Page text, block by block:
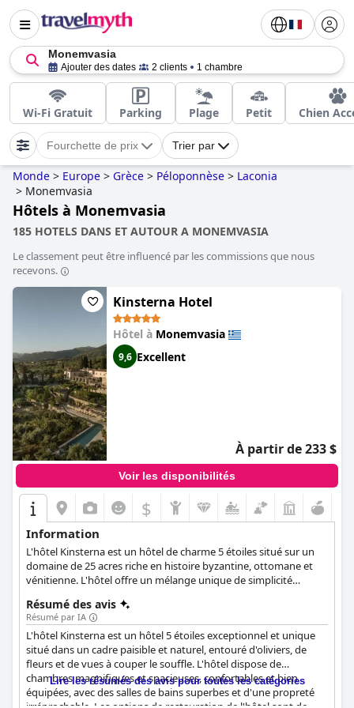
Monemvasia
Ajouter des dates 2 clients 1 chambre
Wi-Fi Gratuit Parking Plage Petit Chien
Fourchette de prix Trier par
Monde > Europe > Grèce > Péloponnèse > Laconia
> Monemvasia
Hôtels à Monemvasia
185 HOTELS DANS ET AUTOUR A MONEMVASIA
Le classement peut être influencé par les commissions que nous
recevons.
Kinsterna Hotel
Hôtel à Monemvasia
9,6 Excellent
À partir de 233 $
Voir les disponibilités
$
Information
L'hôtel Kinsterna est un hôtel de charme 5 étoiles situé sur un
domaine de 25 acres riche en histoire byzantine, ottomane et
vénitienne. L'hôtel offre un mélange unique de simplicité
comprenant des chambres, des suites et des villas. Les clients
peuvent profiter d'une expérience culinaire authentique avec
des ingrédients d'origine locale dans les trois restaurants du
site, ainsi que de diverses activités telles que des dégustations
de vins, des ateliers d'apiculture et des cours de cuisine. L'hôtel
accepte également les animaux de compagnie, ce qui garantit
un séjour confortable à tous les clients.
Résumé des avis
Résumé par IA
L'hôtel Kinsterna est un hôtel 5 étoiles exceptionnel et unique
situé dans un cadre paisible et naturel, entouré d'oliviers, de
fleurs et de vues à couper le souffle. L'hôtel dispose de
chambres magnifiques et spacieuses, confortables et bien
équipées, avec des salles de bains superbes et d'une propreté
Lire les résumés des avis pour toutes les catégories